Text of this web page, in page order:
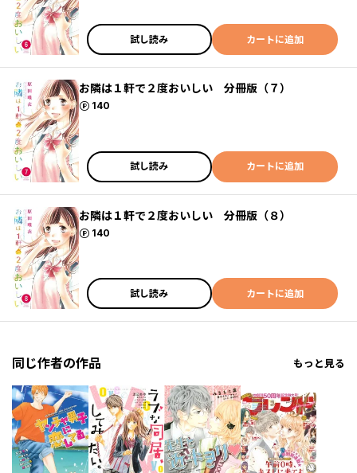
試し読み カートに追加
お隣は１軒で２度おいしい 分冊版（７）
140
ポイント
試し読み カートに追加
お隣は１軒で２度おいしい 分冊版（８）
140
ポイント
試し読み カートに追加
同じ作者の作品 もっと見る